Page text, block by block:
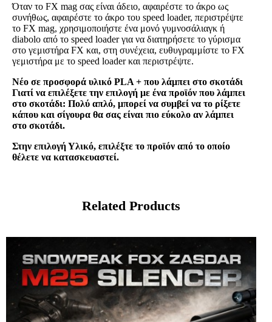
Όταν το FX mag σας είναι άδειο, αφαιρέστε το άκρο ως
συνήθως, αφαιρέστε το άκρο του speed loader, περιστρέψτε
το FX mag, χρησιμοποιήστε ένα μονό γυμνοσάλιαγκ ή
diabolo από το speed loader για να διατηρήσετε το γύρισμα
στο γεμιστήρα FX και, στη συνέχεια, ευθυγραμμίστε το FX
γεμιστήρα με το speed loader και περιστρέψτε.
Νέο σε προσφορά υλικό PLA + που λάμπει στο σκοτάδι
Γιατί να επιλέξετε την επιλογή με ένα προϊόν που λάμπει
στο σκοτάδι: Πολύ απλό, μπορεί να συμβεί να το ρίξετε
κάπου και σίγουρα θα σας είναι πιο εύκολο αν λάμπει
στο σκοτάδι.
Στην επιλογή Υλικό, επιλέξτε το προϊόν από το οποίο
θέλετε να κατασκευαστεί.
Related Products